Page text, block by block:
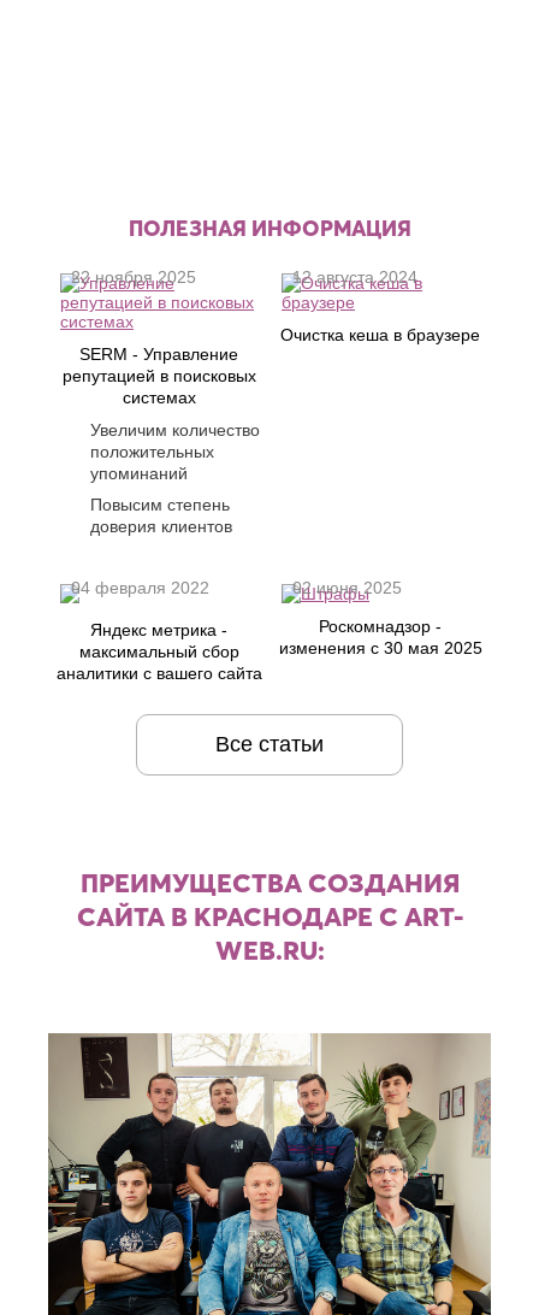
ПОЛЕЗНАЯ ИНФОРМАЦИЯ
SERM - Управление
репутацией в поисковых
системах
22 ноября 2025
Увеличим количество
положительных
упоминаний
Повысим степень
доверия клиентов
Очистка кеша в браузере
12 августа 2024
Яндекс метрика -
максимальный сбор
аналитики с вашего сайта
04 февраля 2022
Роскомнадзор -
изменения с 30 мая 2025
02 июня 2025
Все статьи
ПРЕИМУЩЕСТВА СОЗДАНИЯ
САЙТА В КРАСНОДАРЕ С ART-
WEB.RU: